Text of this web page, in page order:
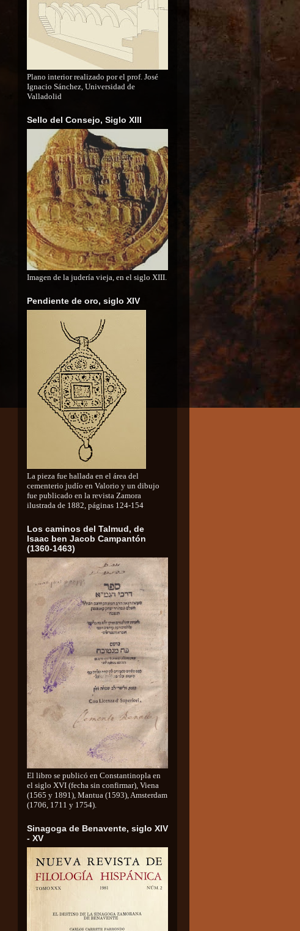
Plano interior realizado por el prof. José
Ignacio Sánchez, Universidad de
Valladolid
Sello del Consejo, Siglo XIII
Imagen de la judería vieja, en el siglo XIII.
Pendiente de oro, siglo XIV
La pieza fue hallada en el área del
cementerio judío en Valorio y un dibujo
fue publicado en la revista Zamora
ilustrada de 1882, páginas 124-154
Los caminos del Talmud, de
Isaac ben Jacob Campantón
(1360-1463)
El libro se publicó en Constantinopla en
el siglo XVI (fecha sin confirmar), Viena
(1565 y 1891), Mantua (1593), Amsterdam
(1706, 1711 y 1754).
Sinagoga de Benavente, siglo XIV
- XV